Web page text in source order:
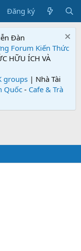
Đăng ký
Đàn
Forum Kiến Thức
HỮU ÍCH VÀ
groups | Nhà Tài
Quốc - Cafe & Trà